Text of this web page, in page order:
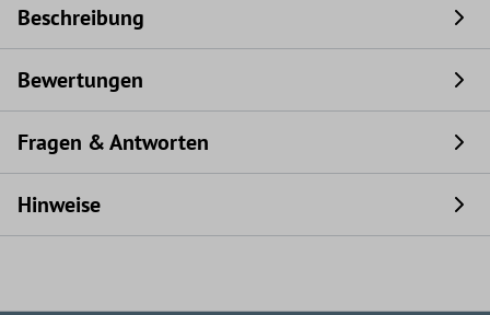
Beschreibung
Bewertungen
Fragen & Antworten
Hinweise